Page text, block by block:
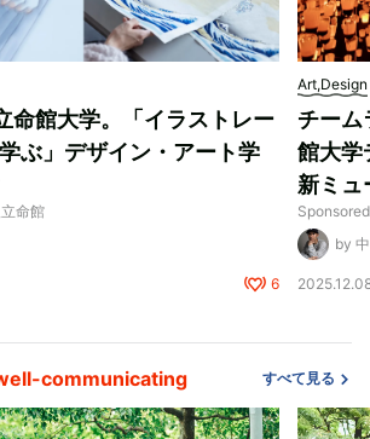
命館大学。「イラストレー
ぶ」デザイン・アート学
命館
6
Art,Design
チーム
館大学
新ミュ
by
communicating すべて見る